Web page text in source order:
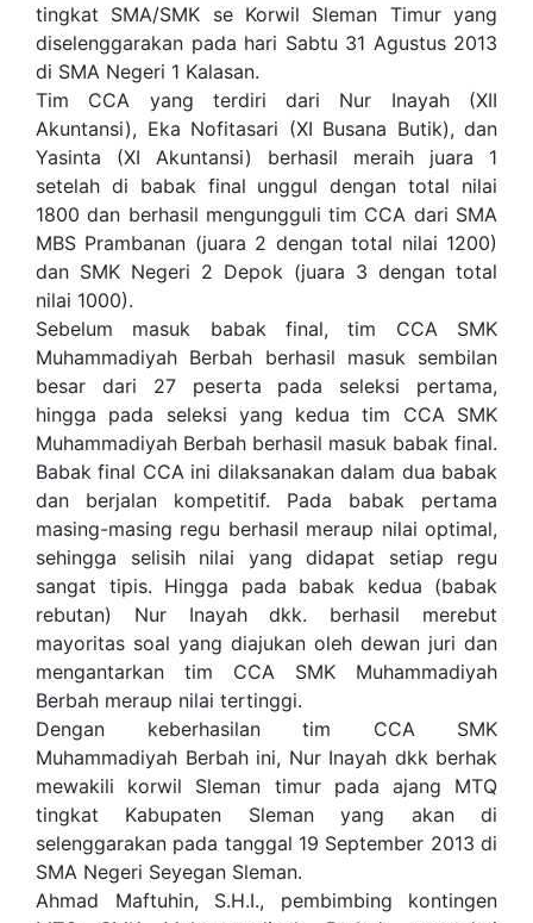
tingkat SMA/SMK se Korwil Sleman Timur yang
diselenggarakan pada hari Sabtu 31 Agustus 2013
di SMA Negeri 1 Kalasan.
Tim CCA yang terdiri dari Nur Inayah (XII
Akuntansi), Eka Nofitasari (XI Busana Butik), dan
Yasinta (XI Akuntansi) berhasil meraih juara 1
setelah di babak final unggul dengan total nilai
1800 dan berhasil mengungguli tim CCA dari SMA
MBS Prambanan (juara 2 dengan total nilai 1200)
dan SMK Negeri 2 Depok (juara 3 dengan total
nilai 1000).
Sebelum masuk babak final, tim CCA SMK
Muhammadiyah Berbah berhasil masuk sembilan
besar dari 27 peserta pada seleksi pertama,
hingga pada seleksi yang kedua tim CCA SMK
Muhammadiyah Berbah berhasil masuk babak final.
Babak final CCA ini dilaksanakan dalam dua babak
dan berjalan kompetitif. Pada babak pertama
masing-masing regu berhasil meraup nilai optimal,
sehingga selisih nilai yang didapat setiap regu
sangat tipis. Hingga pada babak kedua (babak
rebutan) Nur Inayah dkk. berhasil merebut
mayoritas soal yang diajukan oleh dewan juri dan
mengantarkan tim CCA SMK Muhammadiyah
Berbah meraup nilai tertinggi.
Dengan keberhasilan tim CCA SMK
Muhammadiyah Berbah ini, Nur Inayah dkk berhak
mewakili korwil Sleman timur pada ajang MTQ
tingkat Kabupaten Sleman yang akan di
selenggarakan pada tanggal 19 September 2013 di
SMA Negeri Seyegan Sleman.
Ahmad Maftuhin, S.H.I., pembimbing kontingen